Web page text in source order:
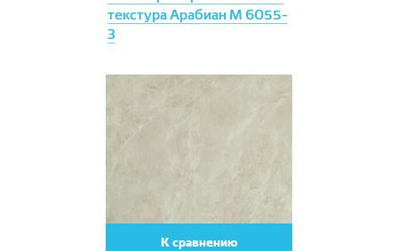
текстура Арабиан М 6055-
3
К сравнению